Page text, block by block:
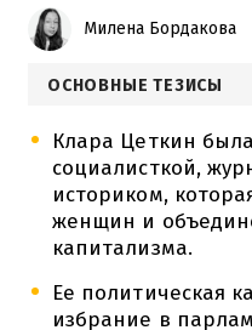
Милена Бордакова
ОСНОВНЫЕ ТЕЗИСЫ
Клара Цеткин
социалисткой,
историком,
женщин и
капитализма.
Ее политическая
избрание в